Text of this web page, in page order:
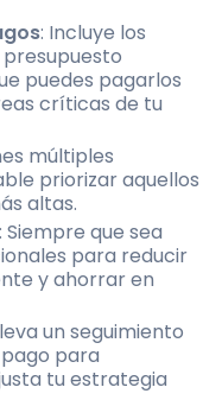
: Incluye los
puedes pagarlos
críticas de tu
múltiples
priorizar aquellos
altas.
: Siempre que sea
para reducir
y ahorrar en
un seguimiento
para
tu estrategia